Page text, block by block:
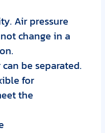
Air pressure
change in a
be separated.
for
the